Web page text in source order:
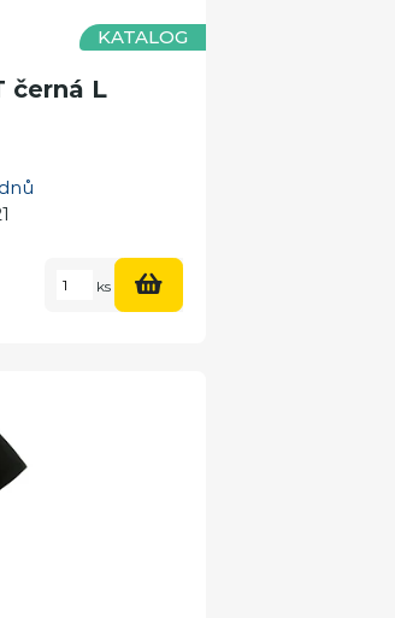
KATALOG
černá L
ks